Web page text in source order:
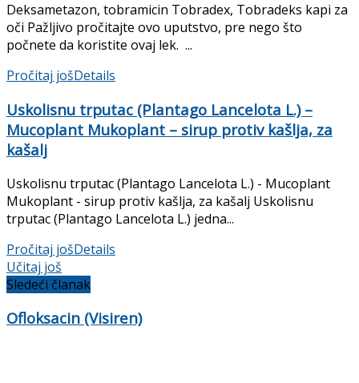
Deksametazon, tobramicin Tobradex, Tobradeks kapi za
oči Pažljivo pročitajte ovo uputstvo, pre nego što
počnete da koristite ovaj lek. ...
Pročitaj jošDetails
Uskolisnu trputac (Plantago Lancelota L.) –
Mucoplant Mukoplant – sirup protiv kašlja, za
kašalj
Uskolisnu trputac (Plantago Lancelota L.) - Mucoplant
Mukoplant - sirup protiv kašlja, za kašalj Uskolisnu
trputac (Plantago Lancelota L.) jedna...
Pročitaj jošDetails
Učitaj još
Sledeći članak
Ofloksacin (Visiren)